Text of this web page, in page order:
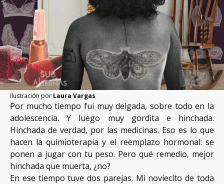
NOSOTRAS
PUBLICA CON NOSOTRAS
APÓYANOS
Ilustración por Laura Vargas
Por mucho tiempo fui muy delgada, sobre todo en la
adolescencia. Y luego muy gordita e hinchada.
Hinchada de verdad, por las medicinas. Eso es lo que
hacen la quimioterapia y el reemplazo hormonal: se
ponen a jugar con tu peso. Pero qué remedio, mejor
hinchada que muerta, ¿no?
En ese tiempo tuve dos parejas. Mi noviecito de toda